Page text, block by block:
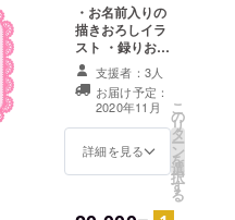
・お名前入りの
描きおろしイラ
スト ・録りおろ
しありがとうボ
イス ・シチュ
エーションボイ
スA(2～3分程)
・シチュエー
ションボイス
エストボイス（1
支援者：3人
お届け予定：
2020年11月
詳細を見る
こ
の
リ
タ
ー
ン
を
選
択
す
る